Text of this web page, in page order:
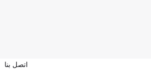
اتصل بنا